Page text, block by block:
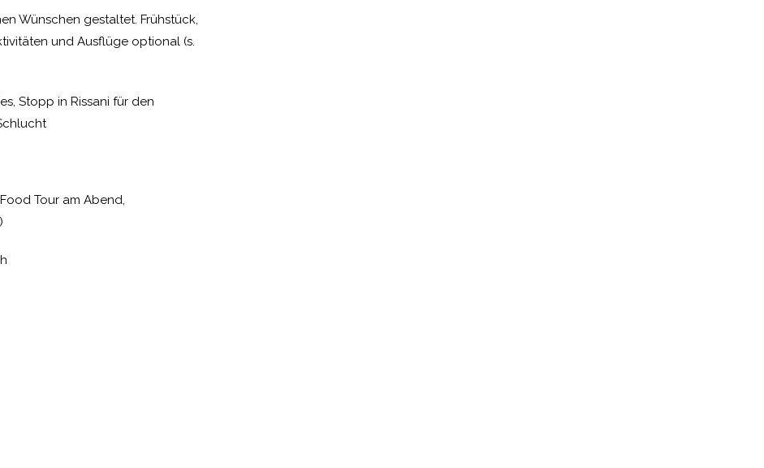
Wünschen gestaltet. Frühstück,
und Ausflüge optional (s.
Stopp in Rissani für den
Tour am Abend,